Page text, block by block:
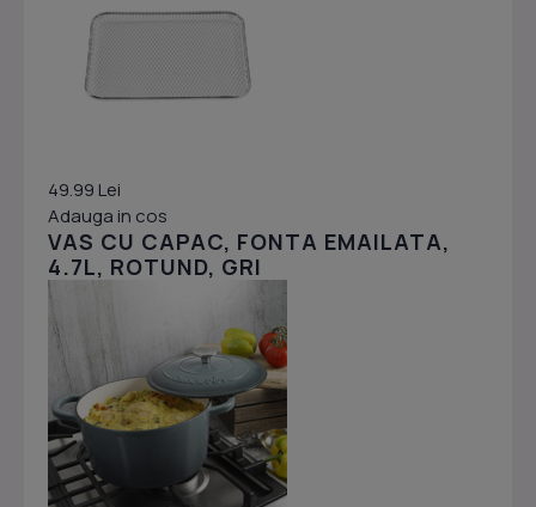
49.99 Lei
Adauga in cos
VAS CU CAPAC, FONTA EMAILATA,
4.7L, ROTUND, GRI